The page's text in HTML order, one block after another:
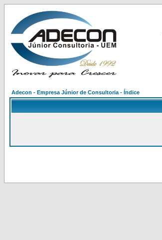
Adecon - Empresa Júnior de Consultoria - Índice